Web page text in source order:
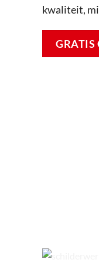
kwaliteit,
GRATIS